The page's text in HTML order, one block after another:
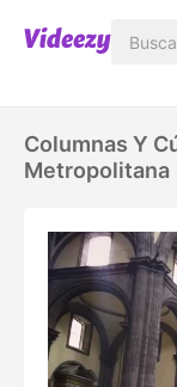
Columnas Y
Metropolitana